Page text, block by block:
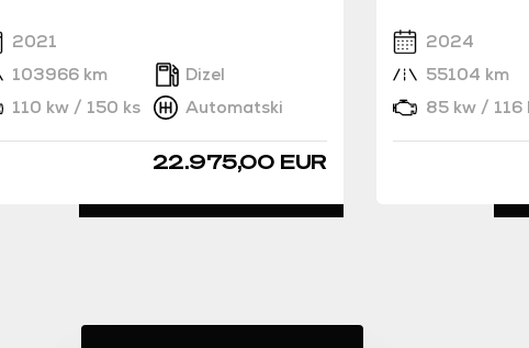
2021
103966 km
Dizel
110 kw / 150 ks
Automatski
22.975,00 EUR
2024
55104 km
85 kw / 116